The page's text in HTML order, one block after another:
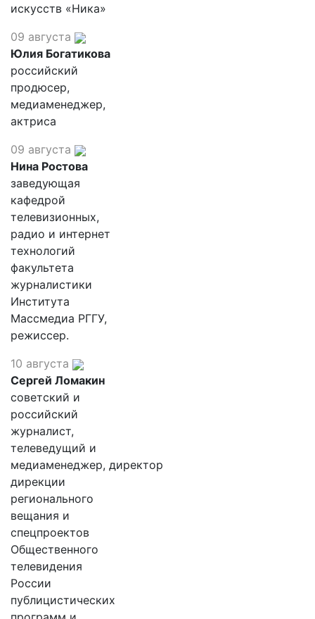
искусств «Ника»
09 августа
Юлия Богатикова
российский
продюсер,
медиаменеджер,
актриса
09 августа
Нина Ростова
заведующая
кафедрой
телевизионных,
радио и интернет
технологий
факультета
журналистики
Института
Массмедиа РГГУ,
режиссер.
10 августа
Сергей Ломакин
советский и
российский
журналист,
телеведущий и
медиаменеджер, директор
дирекции
регионального
вещания и
спецпроектов
Общественного
телевидения
России
публицистических